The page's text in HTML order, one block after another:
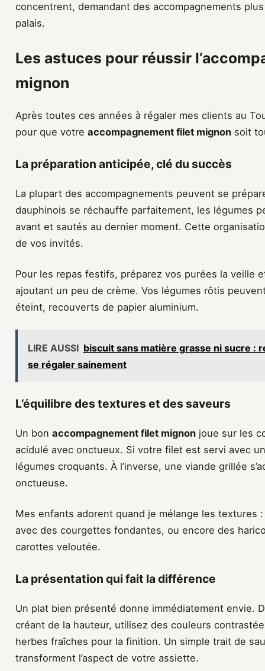
concentrent, demandant des accompagnements
palais.
Les astuces pour réussir
mignon
Après toutes ces années à régaler mes clients au
pour que votre accompagnement filet mignon soit
La préparation anticipée, clé du succès
La plupart des accompagnements peuvent se
dauphinois se réchauffe parfaitement, les légumes
avant et sautés au dernier moment. Cette
de vos invités.
Pour les repas festifs, préparez vos purées la veille
ajoutant un peu de crème. Vos légumes rôtis
éteint, recouverts de papier aluminium.
LIRE AUSSI biscuit sans matière grasse ni sucre :
se régaler sainement
L’équilibre des textures et des saveurs
Un bon accompagnement filet mignon joue sur les
acidulé avec onctueux. Si votre filet est servi avec
légumes croquants. À l’inverse, une viande grillée
onctueuse.
Mes enfants adorent quand je mélange les textures
avec des courgettes fondantes, ou encore des
carottes veloutée.
La présentation qui fait la différence
Un plat bien présenté donne immédiatement envie.
créant de la hauteur, utilisez des couleurs
herbes fraîches pour la finition. Un simple trait de
transforment l’aspect de votre assiette.